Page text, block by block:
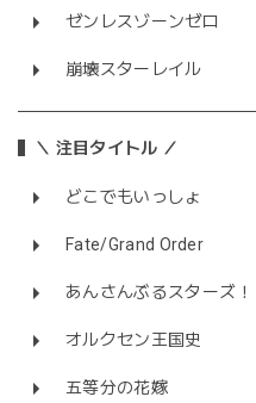
ゼンレスゾーンゼロ
崩壊スターレイル
＼ 注目タイトル ／
どこでもいっしょ
Fate/Grand Order
あんさんぶるスターズ！
オルクセン王国史
五等分の花嫁